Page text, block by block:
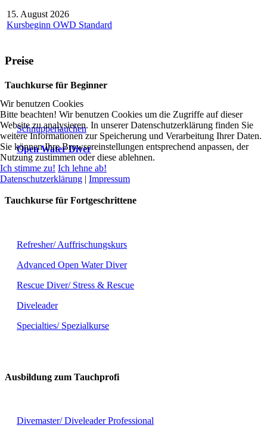
15. August 2026
Kursbeginn OWD Standard
Preise
Tauchkurse für Beginner
Schnuppertauchen
Open Water Diver
Tauchkurse für Fortgeschrittene
Refresher/ Auffrischungskurs
Advanced Open Water Diver
Rescue Diver/ Stress & Rescue
Diveleader
Specialties/ Spezialkurse
Ausbildung zum Tauchprofi
Divemaster/ Diveleader Professional
Wir benutzen Cookies
Bitte beachten! Wir benutzen Cookies um die Zugriffe auf dieser
Website zu analysieren. In unserer Datenschutzerklärung finden Sie
weitere Informationen zur Speicherung und Verarbeitung Ihrer Daten.
Sie können Ihre Browsereinstellungen entsprechend anpassen, der
Nutzung zustimmen oder diese ablehnen.
Ich stimme zu! Ich lehne ab!
Datenschutzerklärung | Impressum